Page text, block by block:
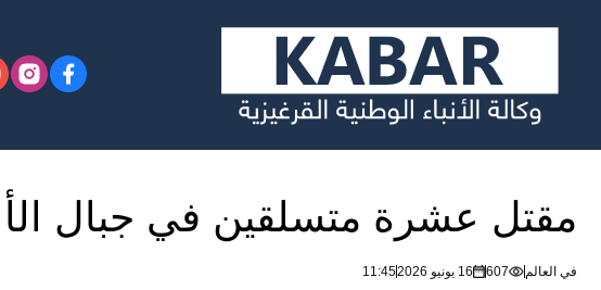
مقتل عشرة متسلقين في جبال
في العالم 607 16 يونيو 2026 11:45